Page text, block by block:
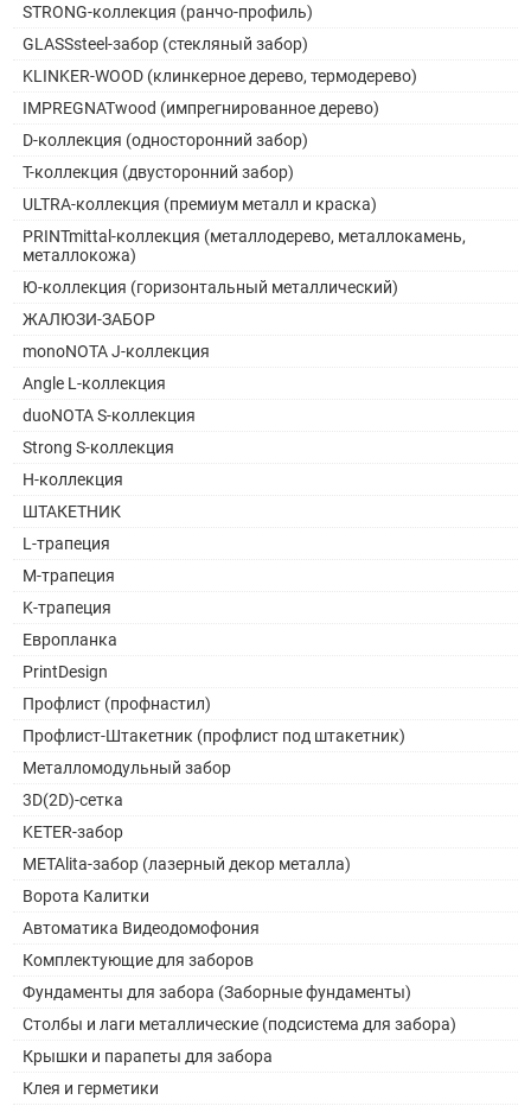
STRONG-коллекция (ранчо-профиль)
GLASSsteel-забор (стекляный забор)
KLINKER-WOOD (клинкерное дерево, термодерево)
IMPREGNATwood (импрегнированное дерево)
D-коллекция (односторонний забор)
Т-коллекция (двусторонний забор)
ULTRA-коллекция (премиум металл и краска)
PRINTmittal-коллекция (металлодерево, металлокамень,
металлокожа)
Ю-коллекция (горизонтальный металлический)
ЖАЛЮЗИ-ЗАБОР
monoNOTA J-коллекция
Angle L-коллекция
duoNOTA S-коллекция
Strong S-коллекция
H-коллекция
ШТАКЕТНИК
L-трапеция
M-трапеция
K-трапеция
Европланка
PrintDesign
Профлист (профнастил)
Профлист-Штакетник (профлист под штакетник)
Металломодульный забор
3D(2D)-сетка
KETER-забор
METAlita-забор (лазерный декор металла)
Ворота Калитки
Автоматика Видеодомофония
Комплектующие для заборов
Фундаменты для забора (Заборные фундаменты)
Столбы и лаги металлические (подсистема для забора)
Крышки и парапеты для забора
Клея и герметики